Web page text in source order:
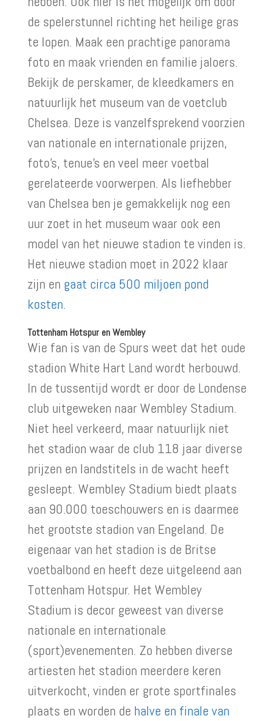
de spelerstunnel richting het heilige gras
te lopen. Maak een prachtige panorama
foto en maak vrienden en familie jaloers.
Bekijk de perskamer, de kleedkamers en
natuurlijk het museum van de voetclub
Chelsea. Deze is vanzelfsprekend voorzien
van nationale en internationale prijzen,
foto’s, tenue’s en veel meer voetbal
gerelateerde voorwerpen. Als liefhebber
van Chelsea ben je gemakkelijk nog een
uur zoet in het museum waar ook een
model van het nieuwe stadion te vinden is.
Het nieuwe stadion moet in 2022 klaar
zijn en gaat circa 500 miljoen pond
kosten.
Tottenham Hotspur en Wembley
Wie fan is van de Spurs weet dat het oude
stadion White Hart Land wordt herbouwd.
In de tussentijd wordt er door de Londense
club uitgeweken naar Wembley Stadium.
Niet heel verkeerd, maar natuurlijk niet
het stadion waar de club 118 jaar diverse
prijzen en landstitels in de wacht heeft
gesleept. Wembley Stadium biedt plaats
aan 90.000 toeschouwers en is daarmee
het grootste stadion van Engeland. De
eigenaar van het stadion is de Britse
voetbalbond en heeft deze uitgeleend aan
Tottenham Hotspur. Het Wembley
Stadium is decor geweest van diverse
nationale en internationale
(sport)evenementen. Zo hebben diverse
artiesten het stadion meerdere keren
uitverkocht, vinden er grote sportfinales
plaats en worden de halve en finale van